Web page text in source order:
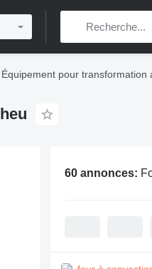
Équipement pour transformation
60 annonces: